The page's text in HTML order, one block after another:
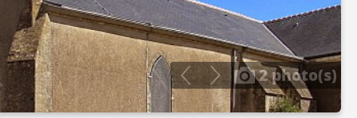
2 photo(s)